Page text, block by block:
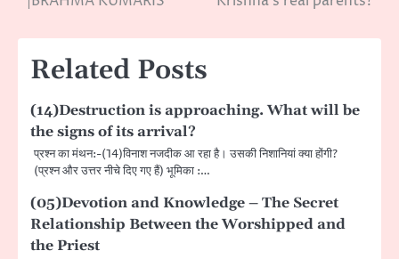
navigation
Related Posts
(14)Destruction is approaching. What will be
the signs of its arrival?
प्रश्न का मंथन:-(14)विनाश नजदीक आ रहा है। उसकी निशानियां क्या होंगी?
(प्रश्न और उत्तर नीचे दिए गए हैं) भूमिका :…
(05)Devotion and Knowledge – The Secret
Relationship Between the Worshipped and
the Priest